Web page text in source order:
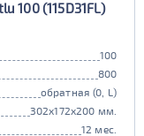
100 (115D31FL)
100
800
обратная (0, L)
302x172x200 мм.
12 мес.